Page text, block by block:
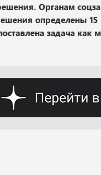
Органам
определены
задача как